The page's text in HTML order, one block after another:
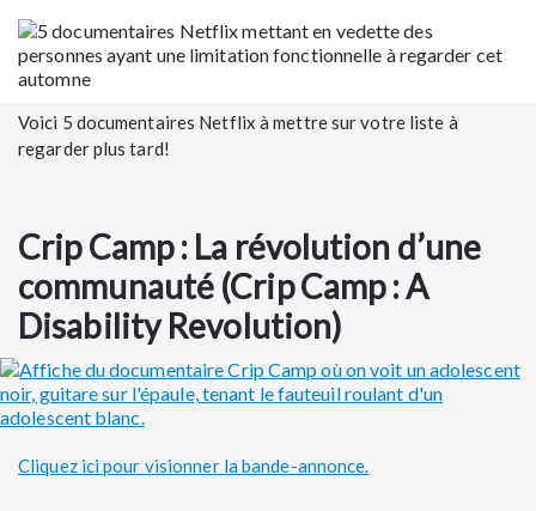
Voici 5 documentaires Netflix à mettre sur votre liste à
regarder plus tard!
Crip Camp : La révolution d’une
communauté (Crip Camp : A
Disability Revolution)
Cliquez ici pour visionner la bande-annonce.